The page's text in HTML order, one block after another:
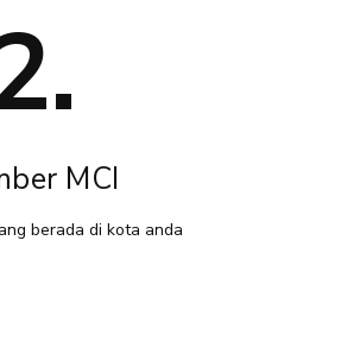
MCI
berada di kota anda